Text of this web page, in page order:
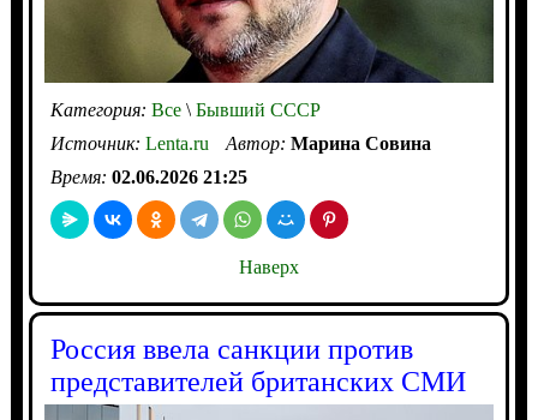
Категория: Все\Бывший СССР
Источник: Lenta.ru Автор: Марина Совина
Время: 02.06.2026 21:25
Наверх
Россия ввела санкции против
представителей британских СМИ